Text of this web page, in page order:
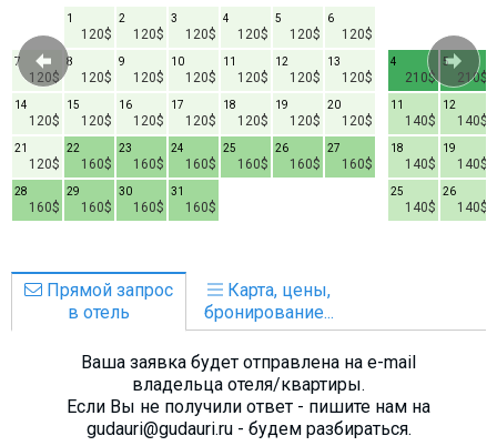
120$
1
120$
2
120$
3
120$
4
120$
5
120$
6
120$
7
120$
8
120$
9
120$
10
120$
11
120$
12
120$
13
120$
14
120$
15
120$
16
120$
17
120$
18
120$
19
120$
20
120$
21
160$
22
160$
23
160$
24
160$
25
160$
26
160$
27
160$
28
160$
29
160$
30
160$
31
210$
4
210$
5
140$
11
140$
12
140$
18
140$
19
140$
25
140$
26
Прямой запрос
в отель
Карта, цены,
бронирование...
Ваша заявка будет отправлена на e-mail
владельца отеля/квартиры.
Если Вы не получили ответ - пишите нам на
gudauri@gudauri.ru - будем разбираться.